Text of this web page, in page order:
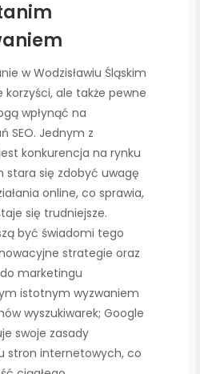
w Wodzisławiu Śląskim
korzyści, ale także pewne
wpłynąć na
SEO. Jednym z
konkurencja na rynku
stara się zdobyć uwagę
online, co sprawia,
się trudniejsze.
być świadomi tego
strategie oraz
marketingu
istotnym wyzwaniem
wyszukiwarek; Google
swoje zasady
stron internetowych, co